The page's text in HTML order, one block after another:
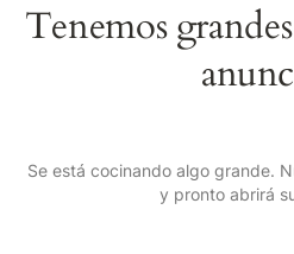
Tenemos
Se está cocinando algo grande.
y pronto abrirá